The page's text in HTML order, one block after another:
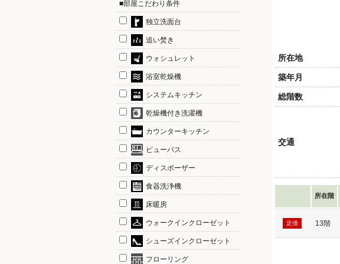
所在地
築年月
総階数
交通
所在階
定借 13階
■部屋こだわり条件
独立洗面台
追い焚き
ウォシュレット
浴室乾燥機
システムキッチン
乾燥機付き洗濯機
カウンターキッチン
ビューバス
ディスポーザー
食器洗浄機
床暖房
ウォークインクローゼット
シューズインクローゼット
フローリング